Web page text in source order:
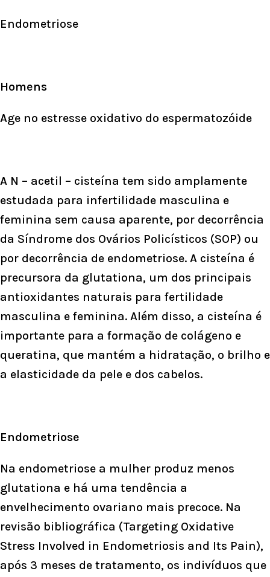
Endometriose
Homens
Age no estresse oxidativo do espermatozóide
A N – acetil – cisteína tem sido amplamente
estudada para infertilidade masculina e
feminina sem causa aparente, por decorrência
da Síndrome dos Ovários Policísticos (SOP) ou
por decorrência de endometriose. A cisteína é
precursora da glutationa, um dos principais
antioxidantes naturais para fertilidade
masculina e feminina. Além disso, a cisteína é
importante para a formação de colágeno e
queratina, que mantém a hidratação, o brilho e
a elasticidade da pele e dos cabelos.
Endometriose
Na endometriose a mulher produz menos
glutationa e há uma tendência a
envelhecimento ovariano mais precoce. Na
revisão bibliográfica (Targeting Oxidative
Stress Involved in Endometriosis and Its Pain),
após 3 meses de tratamento, os indivíduos que